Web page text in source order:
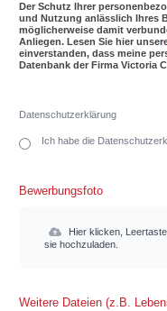
Der Schutz Ihrer
und Nutzung anlässlich Ihres
möglicherweise damit
Anliegen. Lesen Sie hier
einverstanden, dass meine
Datenbank der Firma Victoria
Datenschutzerklärung
Ich habe die
Bewerbungsfoto
Hier klicken,
sie hochzuladen.
Weitere Dateien (z.B.